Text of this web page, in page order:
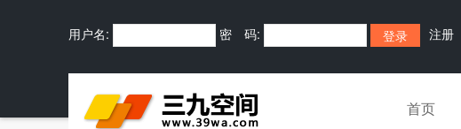
用户名: 密 码: 注册
首页